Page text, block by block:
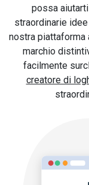
possa
straordinarie
nostra piattaforma
marchio
facilmente
creatore di